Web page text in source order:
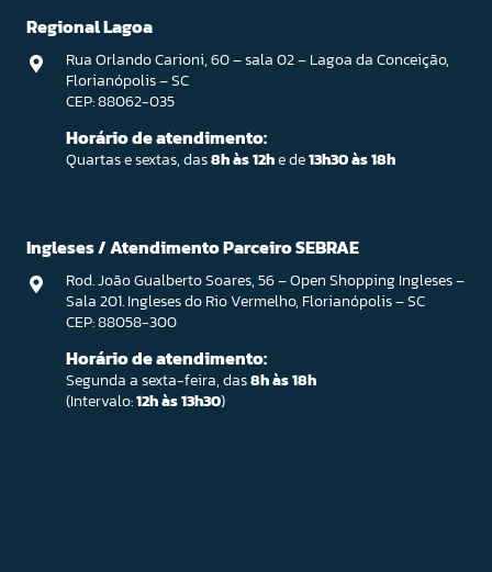
Regional Lagoa
Rua Orlando Carioni, 60 – sala 02 – Lagoa da Conceição,
Florianópolis – SC
CEP: 88062-035
Horário de atendimento:
Quartas e sextas, das8h às 12he de13h30 às 18h
Ingleses / Atendimento Parceiro SEBRAE
Rod. João Gualberto Soares, 56 – Open Shopping Ingleses –
Sala 201. Ingleses do Rio Vermelho, Florianópolis – SC
CEP: 88058-300
Horário de atendimento:
Segunda a sexta-feira, das8h às 18h
(Intervalo:12h às 13h30)